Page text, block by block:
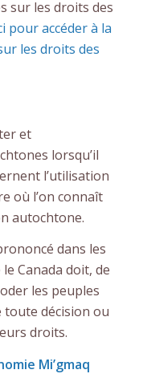
sur les droits des
pour accéder à la
les droits des
et
lorsqu’il
l’utilisation
où l’on connaît
autochtone.
dans les
Canada doit, de
les peuples
toute décision ou
droits.
Mi’gmaq